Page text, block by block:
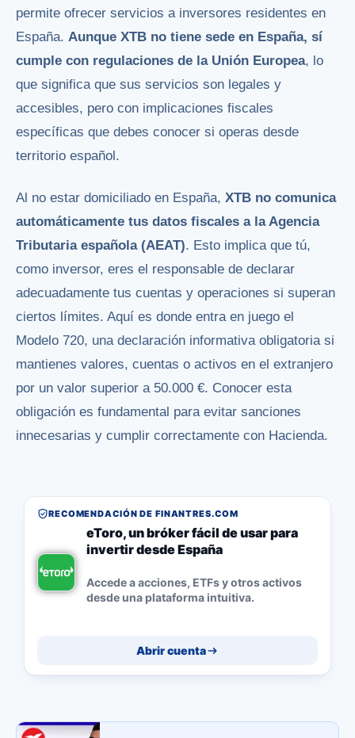
permite ofrecer servicios a inversores residentes en
España. Aunque XTB no tiene sede en España, sí
cumple con regulaciones de la Unión Europea, lo
que significa que sus servicios son legales y
accesibles, pero con implicaciones fiscales
específicas que debes conocer si operas desde
territorio español.
Al no estar domiciliado en España, XTB no comunica
automáticamente tus datos fiscales a la Agencia
Tributaria española (AEAT). Esto implica que tú,
como inversor, eres el responsable de declarar
adecuadamente tus cuentas y operaciones si superan
ciertos límites. Aquí es donde entra en juego el
Modelo 720, una declaración informativa obligatoria si
mantienes valores, cuentas o activos en el extranjero
por un valor superior a 50.000 €. Conocer esta
obligación es fundamental para evitar sanciones
innecesarias y cumplir correctamente con Hacienda.
RECOMENDACIÓN DE FINANTRES.COM
eToro, un bróker fácil de usar para
invertir desde España
Accede a acciones, ETFs y otros activos
desde una plataforma intuitiva.
Abrir cuenta